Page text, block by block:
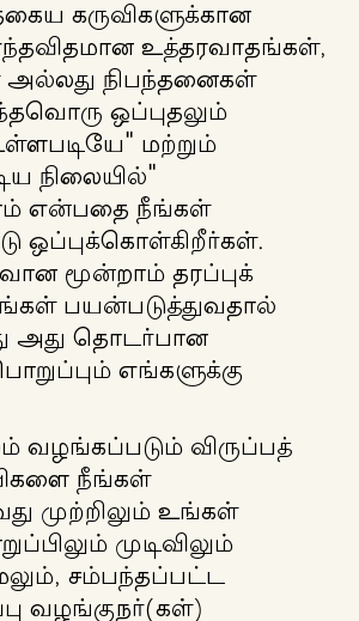
கருவிகளுக்கான
உத்தரவாதங்கள்,
அல்லது நிபந்தனைகள்
ஒப்புதலும்
மற்றும்
நிலையில்"
என்பதை நீங்கள்
ஒப்புக்கொள்கிறீர்கள்.
மூன்றாம் தரப்புக்
பயன்படுத்துவதால்
அது தொடர்பான
எங்களுக்கு
வழங்கப்படும் விருப்பத்
நீங்கள்
முற்றிலும் உங்கள்
முடிவிலும்
சம்பந்தப்பட்ட
வழங்குநர்(கள்)